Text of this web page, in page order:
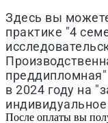
Здесь вы
практике "4
в 2024 году на
После оплаты вы